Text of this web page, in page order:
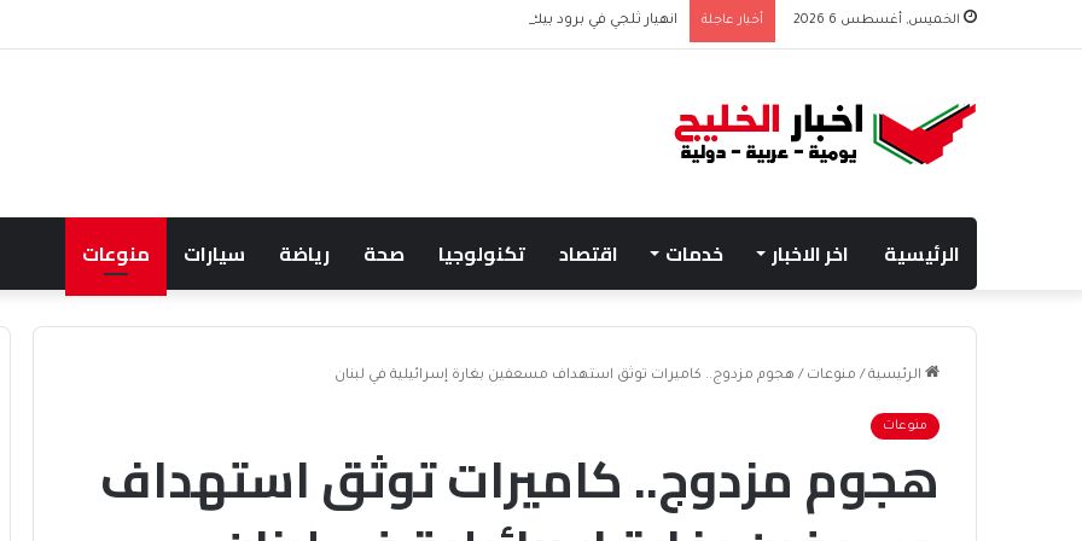
الخميس, أغسطس 6 2026 أخبار عاجلة انهيار ثلجي في برود بيك يودي بحياة نظيرة الحارثي وبورجا
الرئيسية اخر الاخبار خدمات اقتصاد تكنولوجيا صحة رياضة سيارات منوعات
الرئيسية / منوعات / هجوم مزدوج.. كاميرات توثق استهداف مسعفين بغارة إسرائيلية في لبنان
منوعات
هجوم مزدوج.. كاميرات توثق استهداف